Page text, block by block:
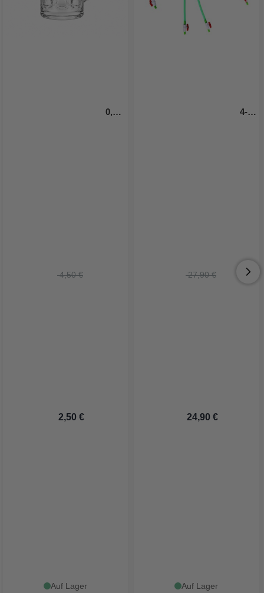
0,5
4,50 €
2,50 €
Auf Lager
4-
27,90 €
24,90 €
Auf Lager